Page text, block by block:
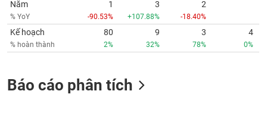
Năm
% YoY
1
-90.53%
3
+107.88%
2
-18.40%
Kế hoạch
% hoàn thành
80
2%
9
32%
3
78%
4
0%
Báo cáo phân tích
của
tác
giả
(-)
cáo
phân